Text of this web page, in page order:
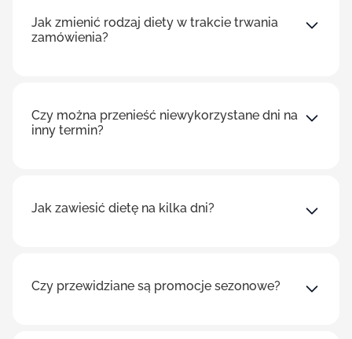
Jak zmienić rodzaj diety w trakcie trwania
zamówienia?
Czy można przenieść niewykorzystane dni na
inny termin?
Jak zawiesić dietę na kilka dni?
Czy przewidziane są promocje sezonowe?